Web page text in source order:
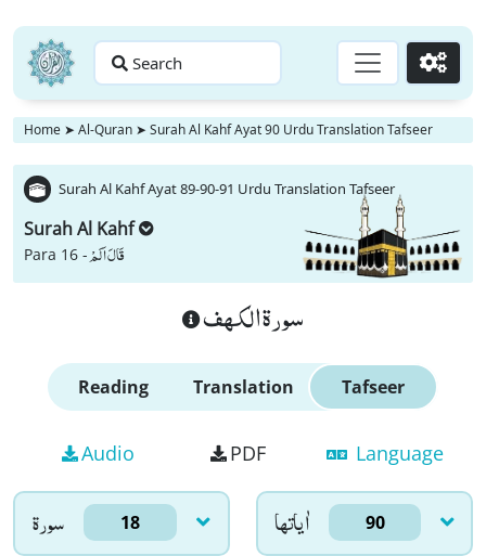
Search Go
Home ➤ Al-Quran ➤ Surah Al Kahf Ayat 90 Urdu Translation Tafseer
Surah Al Kahf Ayat 89-90-91 Urdu Translation Tafseer
Surah Al Kahf
Para 16 -قَالَ اَلَمْ
سورة الكهف
Reading Translation Tafseer
Audio PDF Language
سورۃ 18 اٰياتها 90